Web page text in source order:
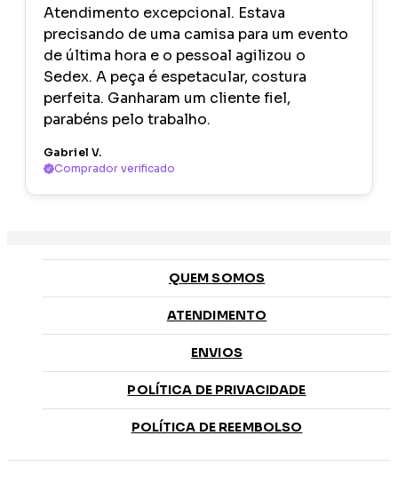
Atendimento excepcional. Estava
precisando de uma camisa para um evento
de última hora e o pessoal agilizou o
Sedex. A peça é espetacular, costura
perfeita. Ganharam um cliente fiel,
parabéns pelo trabalho.
Gabriel V.
Comprador verificado
QUEM SOMOS
ATENDIMENTO
ENVIOS
POLÍTICA DE PRIVACIDADE
POLÍTICA DE REEMBOLSO